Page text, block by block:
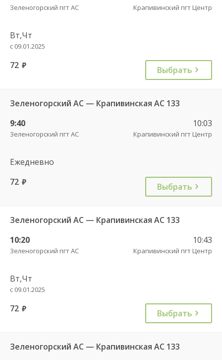
Зеленогорский пгт АС Крапивинский пгт Центр
Вт,Чт
с 09.01.2025
72 руб. Выбрать
Зеленогорский АС — Крапивинская АС 133
9:40
Зеленогорский пгт АС
10:03
Крапивинский пгт Центр
Ежедневно
72 руб. Выбрать
Зеленогорский АС — Крапивинская АС 133
10:20
Зеленогорский пгт АС
10:43
Крапивинский пгт Центр
Вт,Чт
с 09.01.2025
72 руб. Выбрать
Зеленогорский АС — Крапивинская АС 133